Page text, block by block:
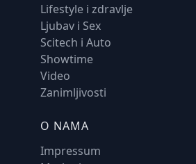
Lifestyle i zdravlje
Ljubav i Sex
Scitech i Auto
Showtime
Video
Zanimljivosti
O NAMA
Impressum